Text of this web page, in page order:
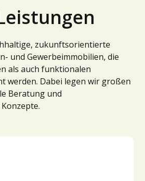
zukunftsorientierte
und Gewerbeimmobilien, die
als auch funktionalen
werden. Dabei legen wir großen
Beratung und